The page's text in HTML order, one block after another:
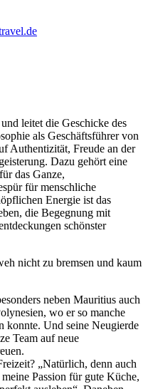
leitet die Geschicke des
als Geschäftsführer von
Authentizität, Freude an der
Dazu gehört eine
das Ganze,
für menschliche
Energie ist das
die Begegnung mit
schönster
nicht zu bremsen und kaum
neben Mauritius auch
wo er so manche
konnte. Und seine Neugierde
Team auf neue
„Natürlich, denn auch
Passion für gute Küche,